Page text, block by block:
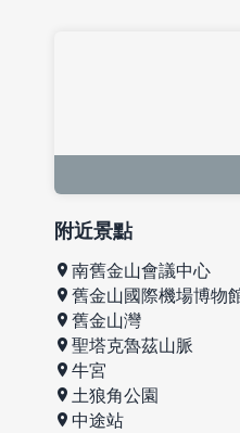
附近景點
南舊金山會議中心
舊金山國際機場博物
舊金山灣
聖塔克魯茲山脈
牛宮
土狼角公園
中途站